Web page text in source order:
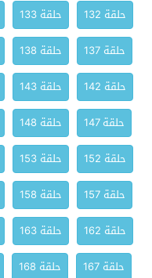
حلقة 132 حلقة 133
حلقة 137
حلقة 138
حلقة 142
حلقة 143
حلقة 147
حلقة 148
حلقة 152
حلقة 153
حلقة 157
حلقة 158
حلقة 162
حلقة 163
حلقة 167
حلقة 168